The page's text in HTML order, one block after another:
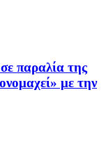
παραλία της
με την